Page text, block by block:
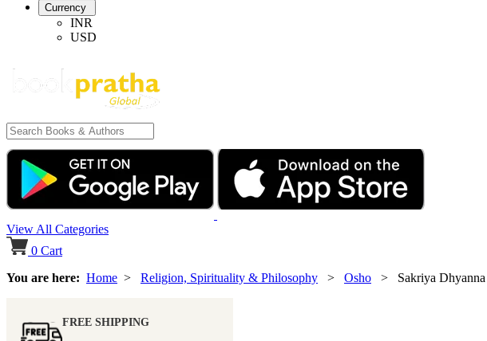
Currency
INR
USD
View All Categories
0 Cart
You are here: Home > Religion, Spirituality & Philosophy > Osho > Sakriya Dhyanna
FREE SHIPPING